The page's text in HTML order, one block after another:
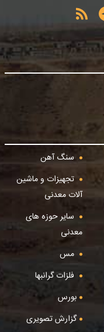
سنگ آهن
تجهیزات و ماشین
آلات معدنی
سایر حوزه های
معدنی
مس
فلزات گرانبها
بورس
گزارش تصویری